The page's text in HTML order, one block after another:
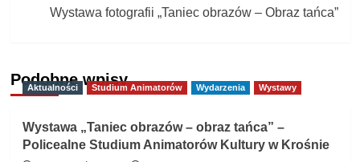
Wystawa fotografii „Taniec obrazów – Obraz tańca”
Podobne wpisy
Aktualności Studium Animatorów Wydarzenia Wystawy
Wystawa „Taniec obrazów – obraz tańca” –
Policealne Studium Animatorów Kultury w Krośnie